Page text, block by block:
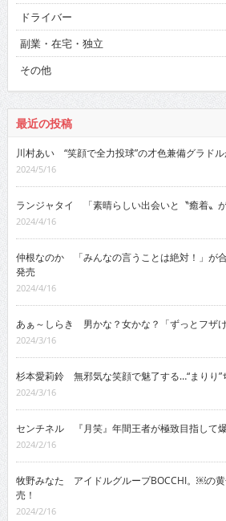
ドライバー
副業・在宅・独立
その他
最近の投稿
川村あい “笑顔で全力投球”の才色兼備グラド
2024/5/16
ランジャタイ 「素晴らしい出会いと〝癒着〟が
2024/4/16
仲根なのか 「みんなの言うことは絶対！」が
発売
2024/4/16
あぁ～しらき 男かな？女かな？「ずっとフザけ
2024/3/16
杉本愛莉鈴 無邪気な笑顔で魅了する…“まりり”
2024/3/16
センチネル 『月笑』年間王者が極致目指して
2024/2/16
牧野みなた アイドルグループBOCCHI。￼の黄
売！
2024/2/16